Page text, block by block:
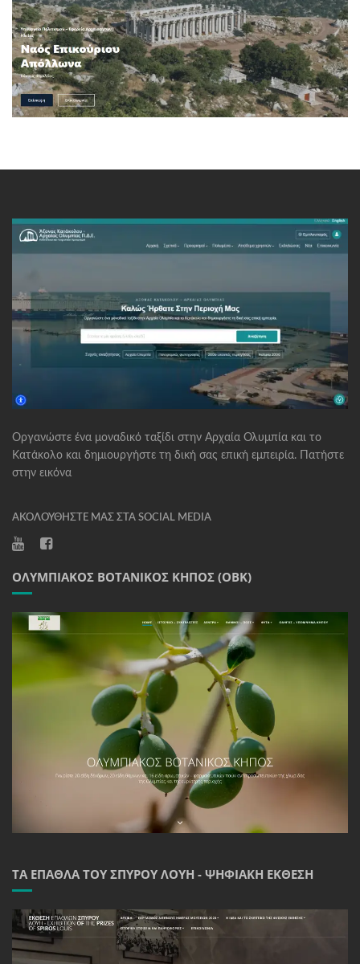
Οργανώστε ένα μοναδικό ταξίδι στην Αρχαία Ολυμπία και το
Κατάκολο και δημιουργήστε τη δική σας επική εμπειρία. Πατήστε
στην εικόνα
ΑΚΟΛΟΥΘΉΣΤΕ ΜΑΣ ΣΤΑ SOCIAL MEDIA
ΟΛΥΜΠΙΑΚΌΣ ΒΟΤΑΝΙΚΌΣ ΚΉΠΟΣ (ΟΒΚ)
ΤΑ ΈΠΑΘΛΑ ΤΟΥ ΣΠΎΡΟΥ ΛΟΎΗ - ΨΗΦΙΑΚΉ ΈΚΘΕΣΗ